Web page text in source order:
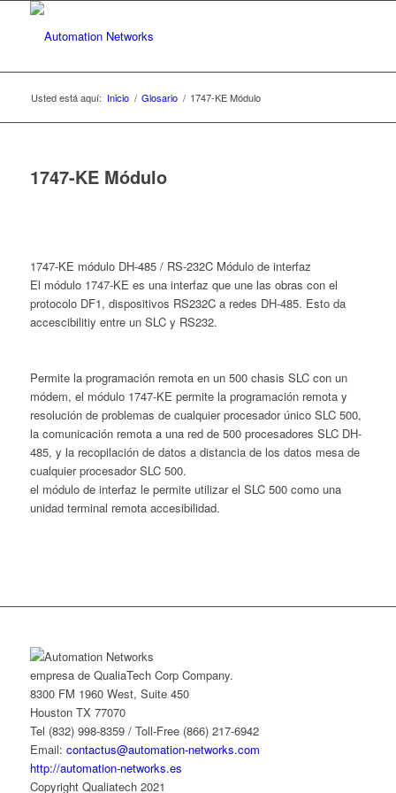
Usted está aquí: Inicio / Glosario / 1747-KE Módulo
1747-KE Módulo
1747-KE módulo DH-485 / RS-232C Módulo de interfaz
El módulo 1747-KE es una interfaz que une las obras con el
protocolo DF1, dispositivos RS232C a redes DH-485. Esto da
accescibilitiy entre un SLC y RS232.
Permite la programación remota en un 500 chasis SLC con un
módem, el módulo 1747-KE permite la programación remota y
resolución de problemas de cualquier procesador único SLC 500,
la comunicación remota a una red de 500 procesadores SLC DH-
485, y la recopilación de datos a distancia de los datos mesa de
cualquier procesador SLC 500.
el módulo de interfaz le permite utilizar el SLC 500 como una
unidad terminal remota accesibilidad.
empresa de QualiaTech Corp Company.
8300 FM 1960 West, Suite 450
Houston TX 77070
Tel (832) 998-8359 / Toll-Free (866) 217-6942
Email: contactus@automation-networks.com
http://automation-networks.es
Copyright Qualiatech 2021